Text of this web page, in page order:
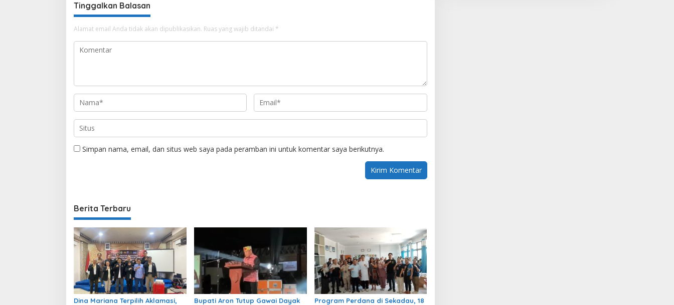
Tinggalkan Balasan
Alamat email Anda tidak akan dipublikasikan. Ruas yang wajib ditandai *
Simpan nama, email, dan situs web saya pada peramban ini untuk komentar saya berikutnya.
Berita Terbaru
Dina Mariana Terpilih Aklamasi,
Bupati Aron Tutup Gawai Dayak
Program Perdana di Sekadau, 18